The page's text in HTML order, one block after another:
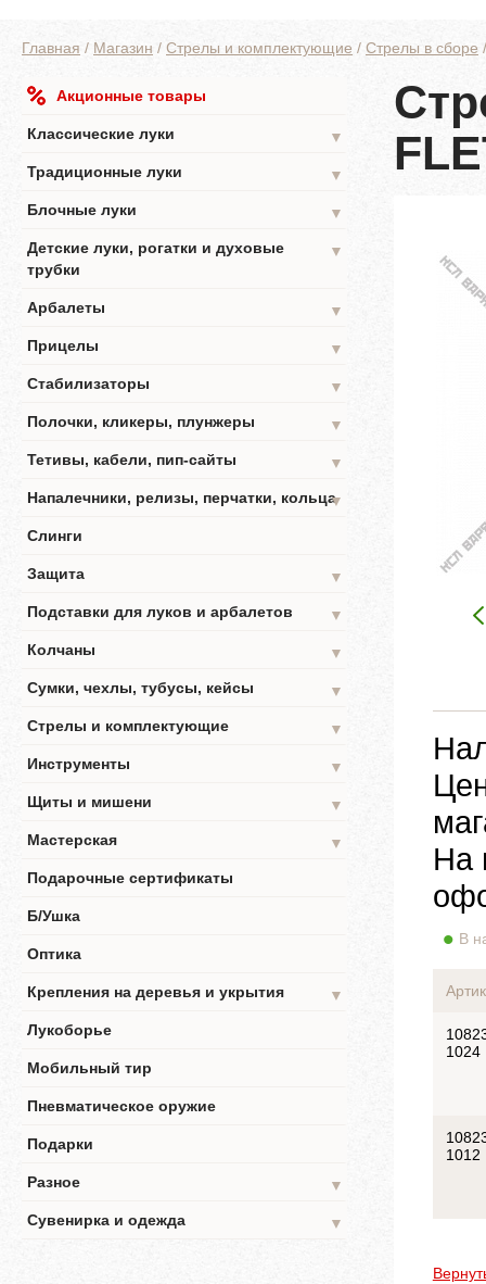
Главная / Магазин / Стрелы и комплектующие / Стрелы в сборе
Акционные товары
Классические луки
▼
Традиционные луки
▼
Блочные луки
▼
Детские луки, рогатки и духовые
трубки
▼
Арбалеты
▼
Прицелы
▼
Стабилизаторы
▼
Полочки, кликеры, плунжеры
▼
Тетивы, кабели, пип-сайты
▼
Напалечники, релизы, перчатки, кольца▼
Слинги
Защита
▼
Подставки для луков и арбалетов
▼
Колчаны
▼
Сумки, чехлы, тубусы, кейсы
▼
Стрелы и комплектующие
▼
Инструменты
▼
Щиты и мишени
▼
Мастерская
▼
Подарочные сертификаты
Б/Ушка
Оптика
Крепления на деревья и укрытия
▼
Лукоборье
Мобильный тир
Пневматическое оружие
Подарки
Разное
▼
Сувенирка и одежда
▼
На
В
1024
1012